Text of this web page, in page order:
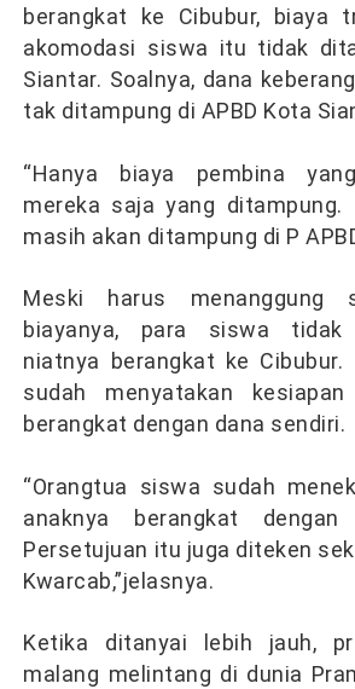
berangkat ke Cibubur, biaya
akomodasi siswa itu tidak
Siantar. Soalnya, dana
tak ditampung di APBD Kota
“Hanya biaya pembina
mereka saja yang ditampung.
masih akan ditampung di P
Meski harus menanggung
biayanya, para siswa tidak
niatnya berangkat ke Cibubur.
sudah menyatakan
berangkat dengan dana sendiri.
“Orangtua siswa sudah
anaknya berangkat
Persetujuan itu juga diteken
Kwarcab,”jelasnya.
Ketika ditanyai lebih jauh,
malang melintang di dunia